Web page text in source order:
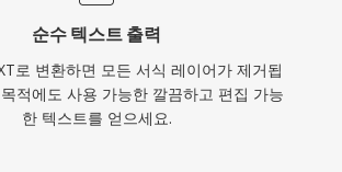
순수 텍스트 출력
로 변환하면 모든 서식 레이어가 제거됩
적에도 사용 가능한 깔끔하고 편집 가능
한 텍스트를 얻으세요.